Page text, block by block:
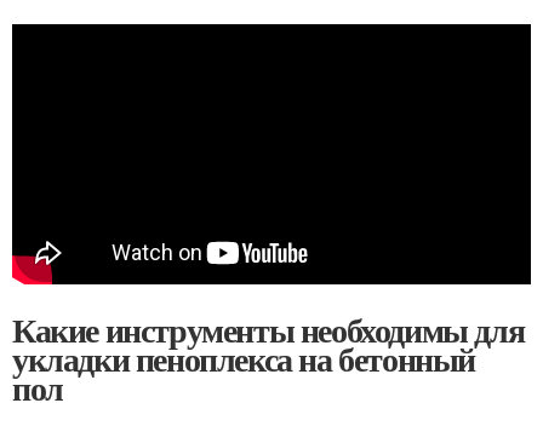
Какие инструменты необходимы для
укладки пеноплекса на бетонный
пол